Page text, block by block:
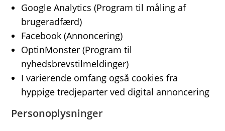
Google Analytics (Program til måling af
brugeradfærd)
Facebook (Annoncering)
OptinMonster (Program til
nyhedsbrevstilmeldinger)
I varierende omfang også cookies fra
hyppige tredjeparter ved digital annoncering
Personoplysninger